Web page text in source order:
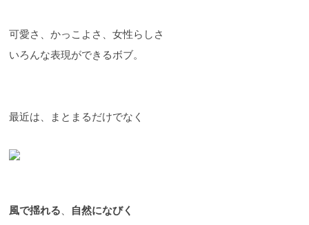
可愛さ、かっこよさ、女性らしさ
いろんな表現ができるボブ。
最近は、まとまるだけでなく
風で揺れる、
自然になびく